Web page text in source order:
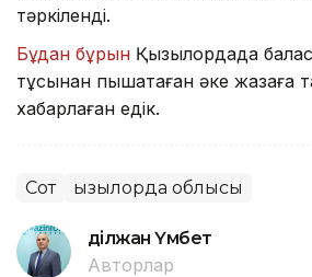
тәркіленді.
Бұдан бұрын Қызылордада
тұсынан пышақтаған әке жазаға
хабарлаған едік.
Сот Қызылорда облысы
Әділжан Үмбет
Авторлар